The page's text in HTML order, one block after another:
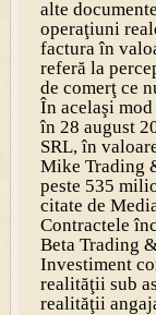
alte
operaţiuni
factura în
referă la
de comerţ ce
În acelaşi
în 28 august
SRL, în
Mike Trading
peste 535
citate de
Contractele
Beta Trading
Investiment
realităţii sub
realităţii